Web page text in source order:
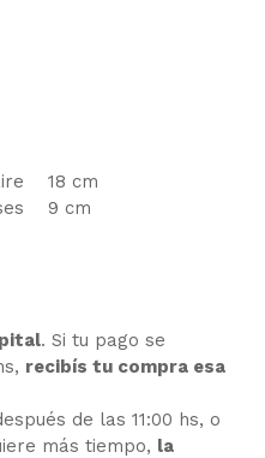
18 cm
9 cm
. Si tu pago se
recibís tu compra esa
de las 11:00 hs, o
más tiempo, la